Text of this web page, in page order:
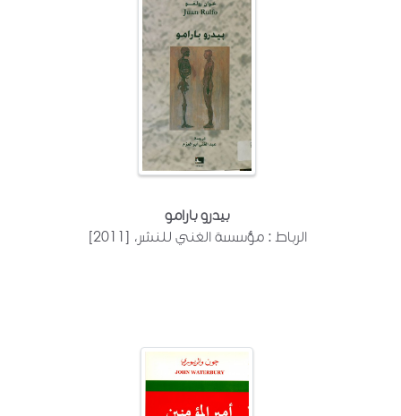
بيدرو بارامو
الرباط : مؤسسة الغني للنشر، [2011]